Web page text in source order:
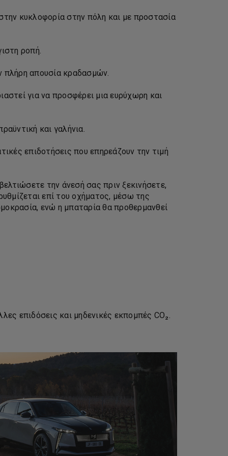
κυκλοφορία στην πόλη και με προστασία
ροπή.
πλήρη απουσία κραδασμών.
για να προσφέρει μια ευρύχωρη και
και γαλήνια.
επιδοτήσεις που επηρεάζουν την τιμή
την άνεσή σας πριν ξεκινήσετε,
επί του οχήματος, μέσω της
ενώ η μπαταρία θα προθερμανθεί
επιδόσεις και μηδενικές εκπομπές CO₂.